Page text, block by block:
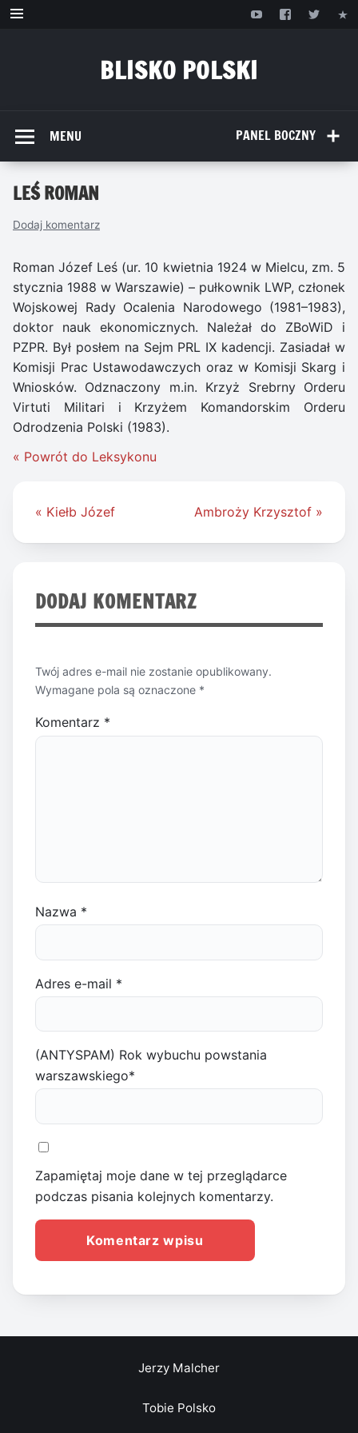
Przejdź
BLISKO POLSKI
PANEL BOCZNY
MENU
LEŚ ROMAN
Dodaj komentarz
Roman Józef Leś (ur. 10 kwietnia 1924 w Mielcu, zm. 5
stycznia 1988 w Warszawie) – pułkownik LWP, członek
Wojskowej Rady Ocalenia Narodowego (1981–1983),
doktor nauk ekonomicznych. Należał do ZBoWiD i
PZPR. Był posłem na Sejm PRL IX kadencji. Zasiadał w
Komisji Prac Ustawodawczych oraz w Komisji Skarg i
Wniosków. Odznaczony m.in. Krzyż Srebrny Orderu
Virtuti Militari i Krzyżem Komandorskim Orderu
Odrodzenia Polski (1983).
« Powrót do Leksykonu
Nawigacja
« Kiełb Józef Ambroży Krzysztof »
DODAJ KOMENTARZ
Twój adres e-mail nie zostanie opublikowany.
Wymagane pola są oznaczone *
Komentarz *
Nazwa *
Adres e-mail *
(ANTYSPAM) Rok wybuchu powstania
warszawskiego*
Zapamiętaj moje dane w tej przeglądarce
podczas pisania kolejnych komentarzy.
Jerzy Malcher
Tobie Polsko